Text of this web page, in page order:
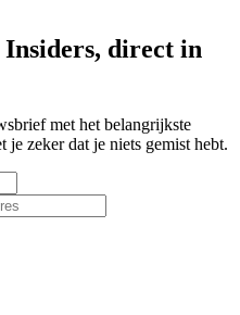
direct in
met het belangrijkste
je zeker dat je niets gemist hebt.